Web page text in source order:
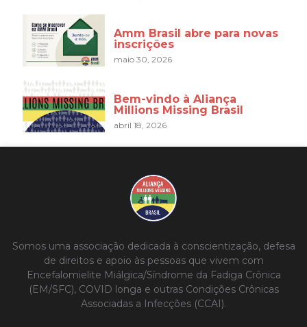
Amm Brasil abre para novas
inscrições
maio 30, 2026
Bem-vindo à Aliança
Millions Missing Brasil
abril 18, 2026
Somos uma associação dedicada à conscientização, defesa
de direitos e apoio às pessoas que vivem com
Encefalomielite Miálgica/Síndrome da Fadiga Crônica
(EM/SFC), COVID longa e outras Condições Crônicas
Associadas a Infecções (CCAI).